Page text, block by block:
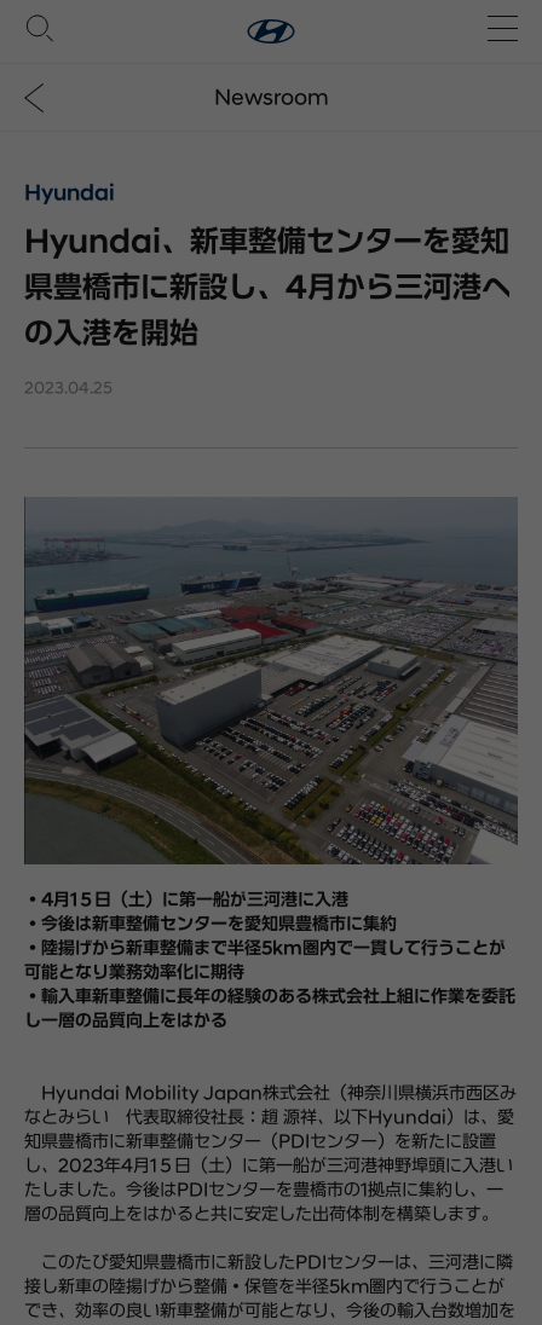
Newsroom
Hyundai
Hyundai、新車整備センターを愛知
県豊橋市に新設し、4月から三河港へ
の入港を開始
2023.04.25
・4月1５日（土）に第一船が三河港に入港
・今後は新車整備センターを愛知県豊橋市に集約
・陸揚げから新車整備まで半径5km圏内で一貫して行うことが
可能となり業務効率化に期待
・輸入車新車整備に長年の経験のある株式会社上組に作業を委託
し一層の品質向上をはかる
Hyundai Mobility Japan株式会社（神奈川県横浜市西区み
なとみらい 代表取締役社長：趙 源祥、以下Hyundai）は、愛
知県豊橋市に新車整備センター（PDIセンター）を新たに設置
し、2023年4月1５日（土）に第一船が三河港神野埠頭に入港い
たしました。今後はPDIセンターを豊橋市の1拠点に集約し、一
層の品質向上をはかると共に安定した出荷体制を構築します。
このたび愛知県豊橋市に新設したPDIセンターは、三河港に隣
接し新車の陸揚げから整備・保管を半径5km圏内で行うことが
でき、効率の良い新車整備が可能となり、今後の輸入台数増加を